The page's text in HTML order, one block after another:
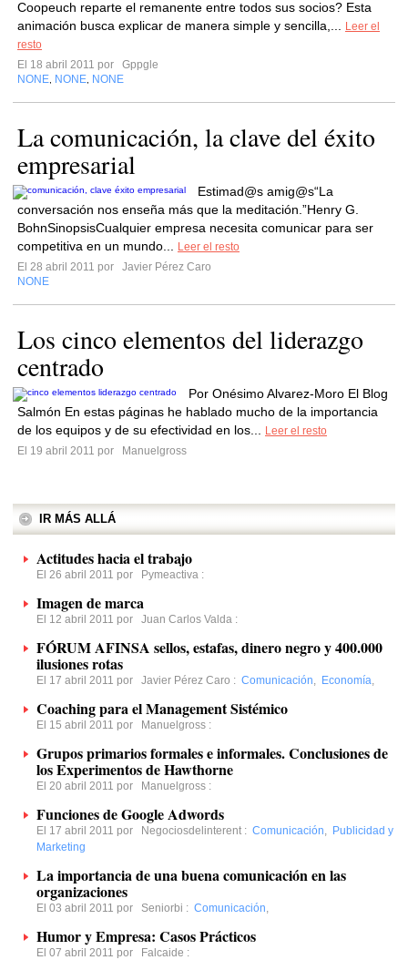
Coopeuch reparte el remanente entre todos sus socios? Esta
animación busca explicar de manera simple y sencilla,...
Leer el
resto
El 18 abril 2011 por
Gppgle
NONE NONE NONE
La comunicación, la clave del éxito
empresarial
Estimad@s amig@s“La
conversación nos enseña más que la meditación.”Henry G.
BohnSinopsisCualquier empresa necesita comunicar para ser
competitiva en un mundo...
Leer el resto
El 28 abril 2011 por
Javier Pérez Caro
NONE
Los cinco elementos del liderazgo
centrado
Por Onésimo Alvarez-Moro El Blog
Salmón En estas páginas he hablado mucho de la importancia
de los equipos y de su efectividad en los...
Leer el resto
El 19 abril 2011 por
Manuelgross
IR MÁS ALLÁ
Actitudes hacia el trabajo
El 26 abril 2011 por Pymeactiva :
Imagen de marca
El 12 abril 2011 por Juan Carlos Valda :
FÓRUM AFINSA sellos, estafas, dinero negro y 400.000
ilusiones rotas
El 17 abril 2011 por Javier Pérez Caro : Comunicación, Economía,
Coaching para el Management Sistémico
El 15 abril 2011 por Manuelgross :
Grupos primarios formales e informales. Conclusiones de
los Experimentos de Hawthorne
El 20 abril 2011 por Manuelgross :
Funciones de Google Adwords
El 17 abril 2011 por Negociosdelinterent : Comunicación, Publicidad y
Marketing
La importancia de una buena comunicación en las
organizaciones
El 03 abril 2011 por Seniorbi : Comunicación,
Humor y Empresa: Casos Prácticos
El 07 abril 2011 por Falcaide :